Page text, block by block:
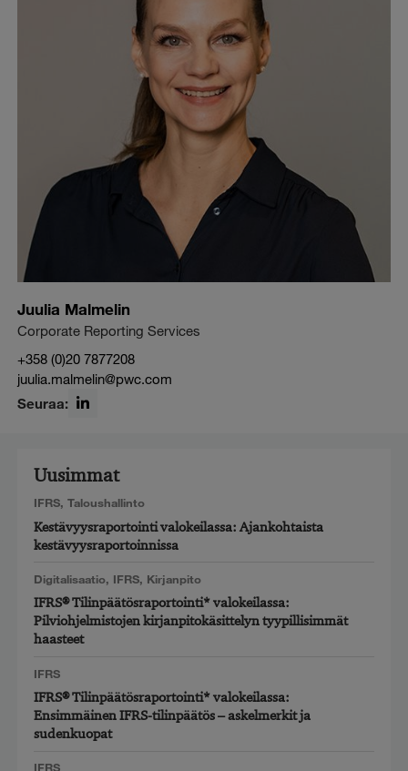
Juulia Malmelin
Corporate Reporting Services
+358 (0)20 7877208
juulia.malmelin@pwc.com
Seuraa:
Uusimmat
IFRS, Taloushallinto
Kestävyysraportointi valokeilassa: Ajankohtaista
kestävyysraportoinnissa
Digitalisaatio, IFRS, Kirjanpito
IFRS® Tilinpäätösraportointi* valokeilassa:
Pilviohjelmistojen kirjanpitokäsittelyn tyypillisimmät
haasteet
IFRS
IFRS® Tilinpäätösraportointi* valokeilassa:
Ensimmäinen IFRS-tilinpäätös – askelmerkit ja
sudenkuopat
IFRS